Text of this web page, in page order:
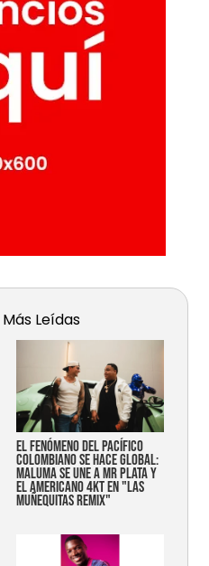
Más Leídas
EL FENÓMENO DEL PACÍFICO
COLOMBIANO SE HACE GLOBAL:
MALUMA SE UNE A MR PLATA Y
EL AMERICANO 4KT EN "LAS
MUÑEQUITAS REMIX"